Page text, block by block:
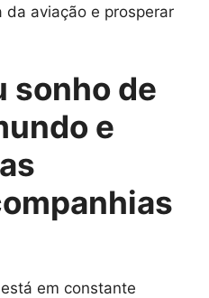
aviação e prosperar
sonho de
e
em constante